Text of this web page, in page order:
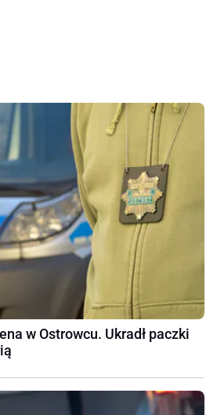
w Ostrowcu. Ukradł paczki